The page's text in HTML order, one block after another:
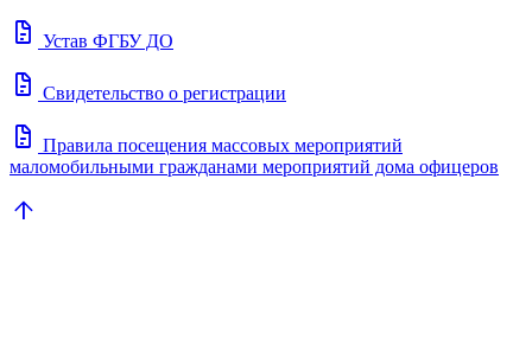
docs Устав ФГБУ ДО
docs Свидетельство о регистрации
docs Правила посещения массовых мероприятий
маломобильными гражданами мероприятий дома офицеров
arrow_upward